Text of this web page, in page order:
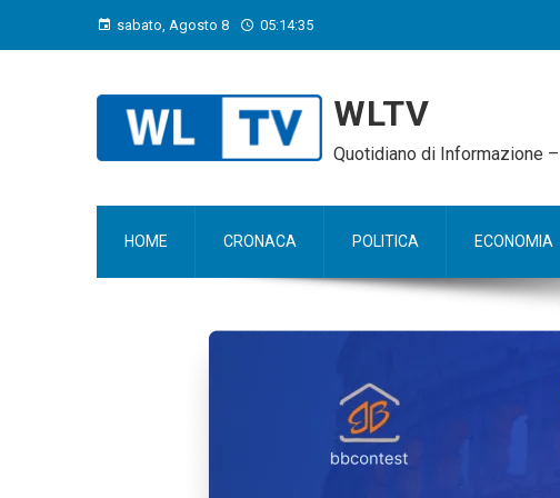
sabato, Agosto 8 05:14:36
WLTV
Quotidiano di Informazione
HOME CRONACA POLITICA ECONOMIA